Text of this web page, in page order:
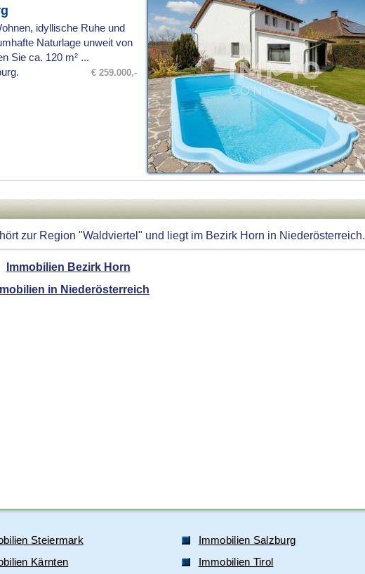
idyllische Ruhe und
Naturlage unweit von
Sie ca. 120 m² ...
€ 259.000,-
zur Region "Waldviertel" und liegt im Bezirk Horn in Niederösterreich.
Immobilien Bezirk Horn
in Niederösterreich
Steiermark
Kärnten
Immobilien Salzburg
Immobilien Tirol